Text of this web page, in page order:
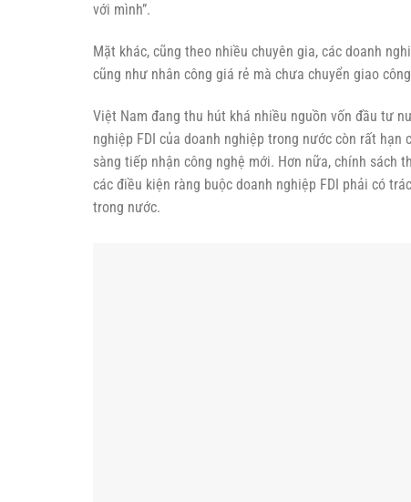
với mình”.
Mặt khác, cũng theo nhiều chuyên gia, các doanh
cũng như nhân công giá rẻ mà chưa chuyển giao
Việt Nam đang thu hút khá nhiều nguồn vốn đầu tư
nghiệp FDI của doanh nghiệp trong nước còn rất
sàng tiếp nhận công nghệ mới. Hơn nữa, chính sách
các điều kiện ràng buộc doanh nghiệp FDI phải có
trong nước.